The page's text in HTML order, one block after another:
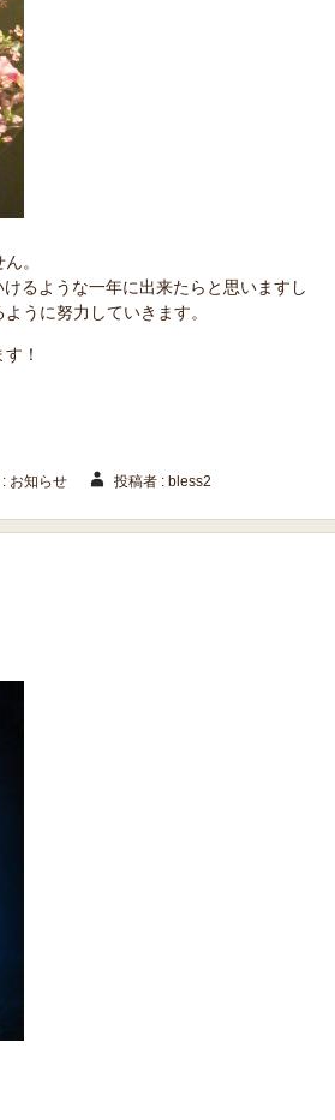
。
るような一年に出来たらと思いますし
うに努力していきます。
！
お知らせ 投稿者 : bless2